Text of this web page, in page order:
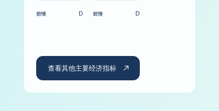
前情 D 前情 D
查看其他主要经济指标